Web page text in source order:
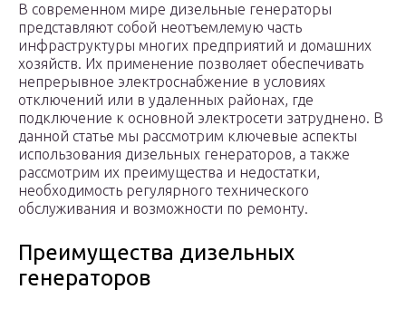
В современном мире дизельные генераторы
представляют собой неотъемлемую часть
инфраструктуры многих предприятий и домашних
хозяйств. Их применение позволяет обеспечивать
непрерывное электроснабжение в условиях
отключений или в удаленных районах, где
подключение к основной электросети затруднено. В
данной статье мы рассмотрим ключевые аспекты
использования дизельных генераторов, а также
рассмотрим их преимущества и недостатки,
необходимость регулярного технического
обслуживания и возможности по ремонту.
Преимущества дизельных
генераторов